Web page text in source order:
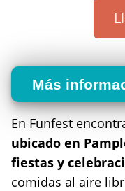
Más
En Funfest
ubicado en
fiestas y
comidas al aire